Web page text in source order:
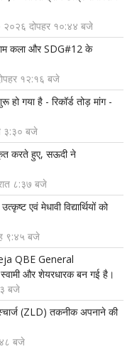
दोपहर १०:४४ बजे
कला और SDG#12 के
१२:१६ बजे
गया है - रिकॉर्ड तोड़ मांग -
३:३० बजे
करते हुए, सऊदी ने
८:३७ बजे
एवं मेधावी विद्यार्थियों को
९:४५ बजे
QBE General
और शेयरधारक बन गई है।
बजे
(ZLD) तकनीक अपनाने की
बजे